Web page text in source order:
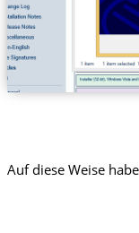
Auf diese Weise